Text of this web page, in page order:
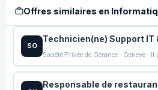
Offres similaires en
SO
Technicien(ne) Support
Société Privée de Gérance · Geneve ·
Responsable de